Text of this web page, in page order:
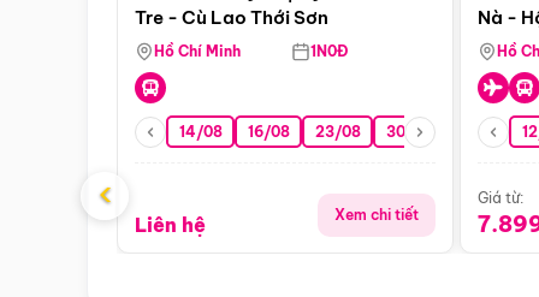
Tre - Cù Lao Thới Sơn
Hồ Chí Minh 1N0Đ
14/08 16/08 23/08 30/08 06/09
Liên hệ Xem chi tiết
Nà -
Nha
Hồ
Giá từ:
‹